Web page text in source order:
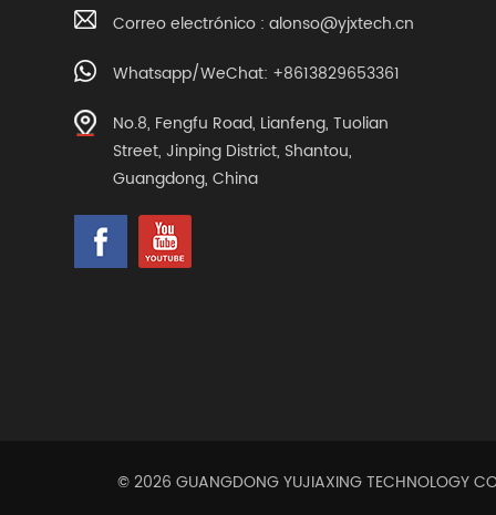
Correo electrónico :alonso@yjxtech.cn
Whatsapp/WeChat: +8613829653361
No.8, Fengfu Road, Lianfeng, Tuolian
Street, Jinping District, Shantou,
Guangdong, China
© 2026 GUANGDONG YUJIAXING TECHNOLOGY